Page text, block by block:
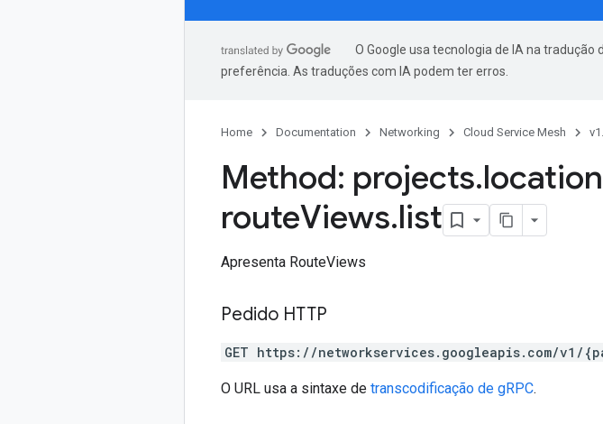
O Google usa tecnologia de IA na tradução
preferência. As traduções com IA podem ter erros.
Home Documentation Networking Cloud Service Mesh
Method: projects.
routeViews.list
Apresenta RouteViews
Pedido HTTP
GET https://networkservices.googleapis.com/v1/
O URL usa a sintaxe de transcodificação de gRPC.